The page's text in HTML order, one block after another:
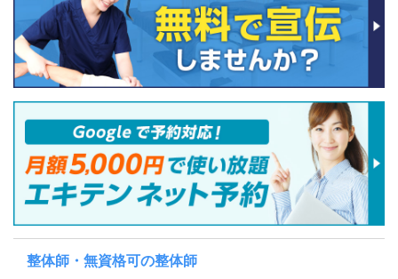
整体師・無資格可の整体師